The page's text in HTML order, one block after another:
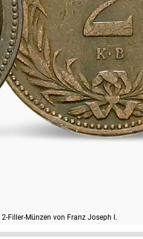
Filler-Münzen von Franz Joseph I.